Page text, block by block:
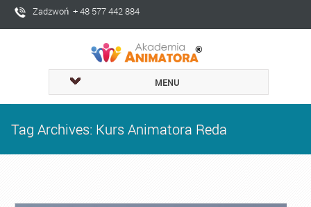
Zadzwoń + 48 577 442 884
MENU
Tag Archives: Kurs Animatora Reda